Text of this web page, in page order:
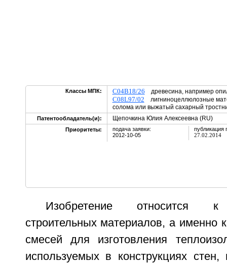
Классы МПК: C04B18/26 древесина, например
C08L97/02 лигниноцеллюлозные
солома или выжатый сахарный
Патентообладатель(и): Щепочкина Юлия Алексеевна (RU)
Приоритеты:
подача заявки:
2012-10-05
публикация
27.02.2014
Изобретение относится к
строительных материалов, а именно
смесей для изготовления
используемых в конструкциях стен,